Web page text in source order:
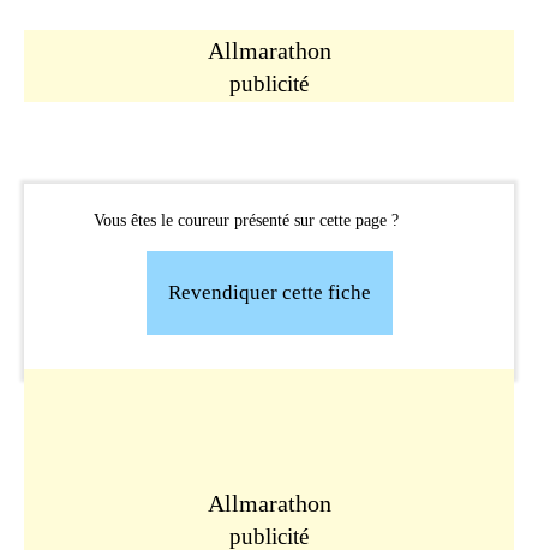
Allmarathon
publicité
Vous êtes le coureur présenté sur cette page ?
Revendiquer cette fiche
Allmarathon
publicité